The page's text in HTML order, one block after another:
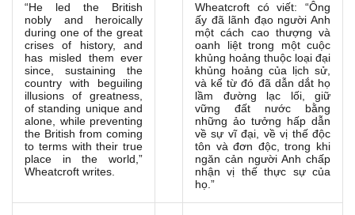
“He led the British
nobly and heroically
during one of the great
crises of history, and
has misled them ever
since, sustaining the
country with beguiling
illusions of greatness,
of standing unique and
alone, while preventing
the British from coming
to terms with their true
place in the world,”
Wheatcroft writes.
Wheatcroft có viết: “Ông
ấy đã lãnh đạo người Anh
một cách cao thượng và
oanh liệt trong một cuộc
khủng hoảng thuộc loại đại
khủng hoảng của lịch sử,
và kể từ đó đã dẫn dắt họ
lầm đường lạc lối, giữ
vững đất nước bằng
những ảo tưởng hấp dẫn
về sự vĩ đại, về vị thế độc
tôn và đơn độc, trong khi
ngăn cản người Anh chấp
nhận vị thế thực sự của
họ.”